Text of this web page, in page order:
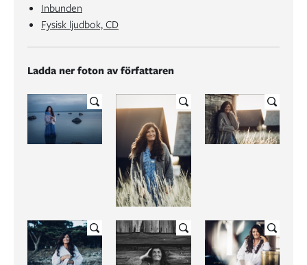
Inbunden
Fysisk ljudbok, CD
Ladda ner foton av författaren